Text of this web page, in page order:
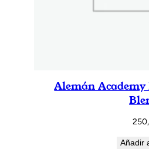
Alemán Academy
Añadir